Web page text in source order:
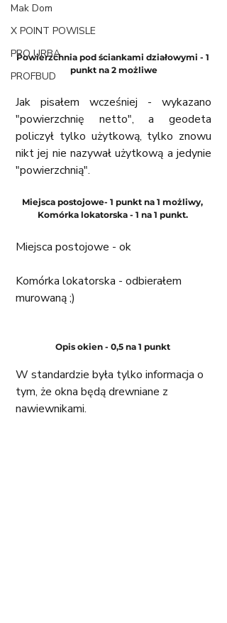
Mak Dom
X POINT POWISLE
PRO URBA
PROFBUD
Powierzchnia pod ściankami działowymi - 1
punkt na 2 możliwe
Jak pisałem wcześniej - wykazano
"powierzchnię netto", a geodeta
policzył tylko użytkową, tylko znowu
nikt jej nie nazywał użytkową a jedynie
"powierzchnią".
Miejsca postojowe- 1 punkt na 1 możliwy,
Komórka lokatorska - 1 na 1 punkt.
Miejsca postojowe - ok
Komórka lokatorska - odbierałem
murowaną ;)
Opis okien - 0,5 na 1 punkt
W standardzie była tylko informacja o
tym, że okna będą drewniane z
nawiewnikami.